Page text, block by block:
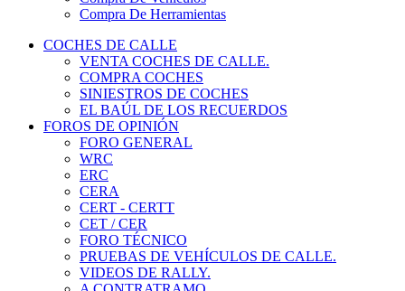
COCHES DE CALLE
VENTA COCHES DE CALLE.
COMPRA COCHES
SINIESTROS DE COCHES
EL BAÚL DE LOS RECUERDOS
FOROS DE OPINIÓN
FORO GENERAL
WRC
ERC
CERA
CERT - CERTT
CET / CER
FORO TÉCNICO
PRUEBAS DE VEHÍCULOS DE CALLE.
VIDEOS DE RALLY.
A CONTRATRAMO
TIENDA ONLINE